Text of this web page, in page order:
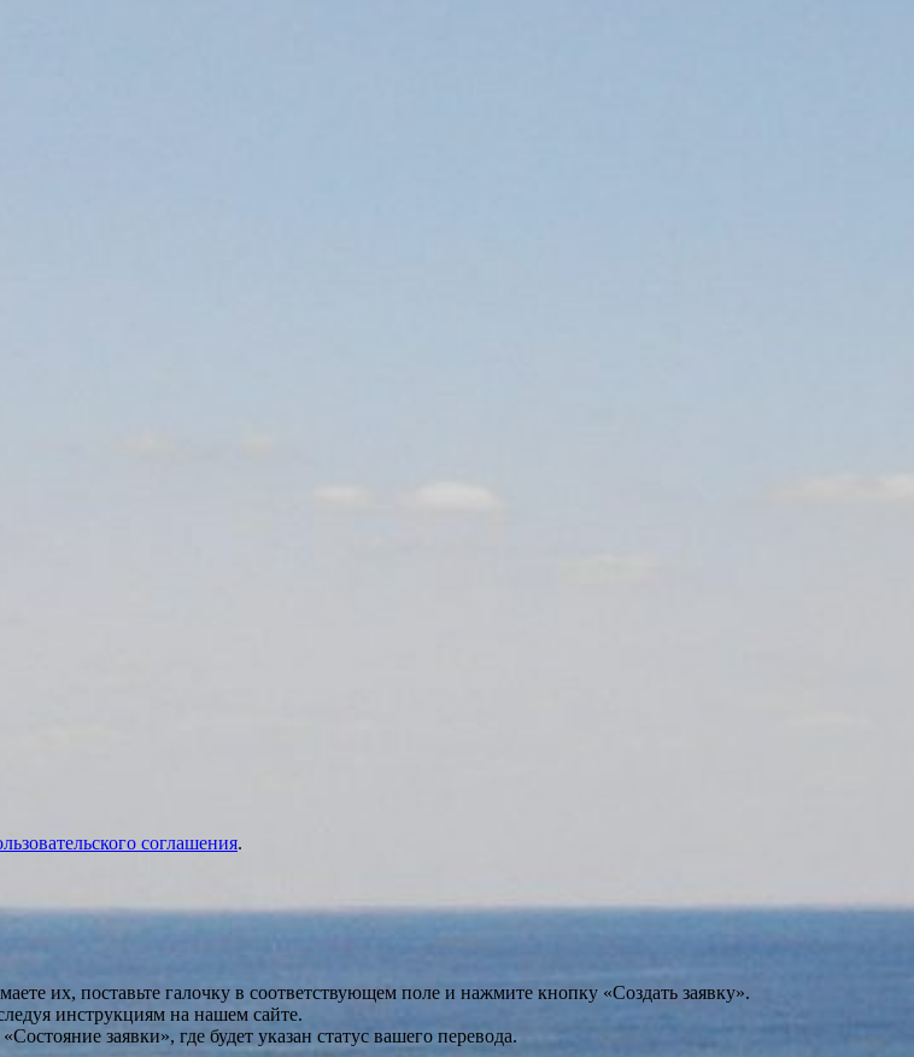
соглашения.
их, поставьте галочку в соответствующем поле и нажмите кнопку «Создать заявку».
инструкциям на нашем сайте.
заявки», где будет указан статус вашего перевода.